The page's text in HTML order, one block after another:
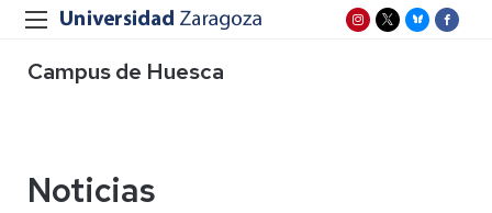
Campus de Huesca
Noticias